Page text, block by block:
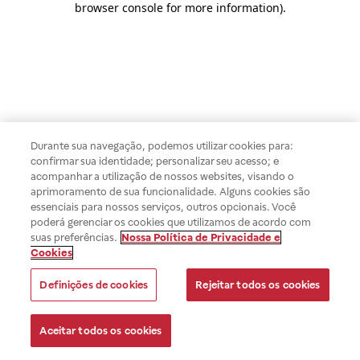
browser console for more information).
Durante sua navegação, podemos utilizar cookies para:
confirmar sua identidade; personalizar seu acesso; e
acompanhar a utilização de nossos websites, visando o
aprimoramento de sua funcionalidade. Alguns cookies são
essenciais para nossos serviços, outros opcionais. Você
poderá gerenciar os cookies que utilizamos de acordo com
suas preferências. Nossa Política de Privacidade e
Cookies
Definições de cookies Rejeitar todos os cookies
Aceitar todos os cookies